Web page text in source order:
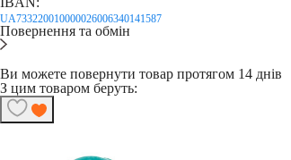
UA733220010000026006340141587
Повернення та обмін
Ви можете повернути товар протягом 14 днів
З цим товаром беруть: